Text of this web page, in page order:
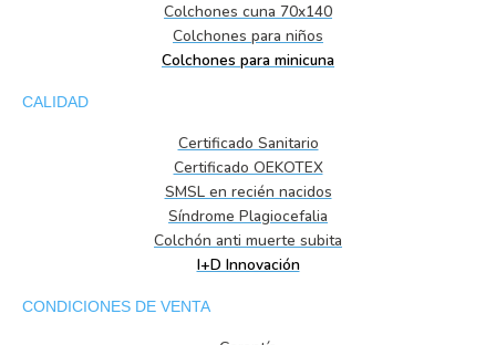
Colchones cuna 70x140
Colchones para niños
Colchones para minicuna
CALIDAD
Certificado Sanitario
Certificado OEKOTEX
SMSL en recién nacidos
Síndrome Plagiocefalia
Colchón anti muerte subita
I+D Innovación
CONDICIONES DE VENTA